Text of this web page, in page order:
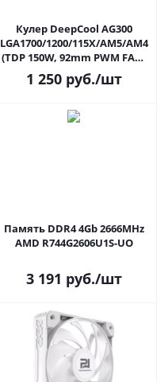
Кулер DeepCool AG300
LGA1700/1200/115X/AM5/AM4
(TDP 150W, 92mm PWM FAN,
3 Heatpipe 6мм, 500-
3050RPM, 30.5dBa, 129mm)
1 250руб./шт
Память DDR4 4Gb 2666MHz
AMD R744G2606U1S-UO
3 191 руб./шт